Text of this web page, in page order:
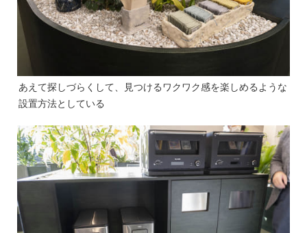
あえて探しづらくして、見つけるワクワク感を楽しめるような
設置方法としている